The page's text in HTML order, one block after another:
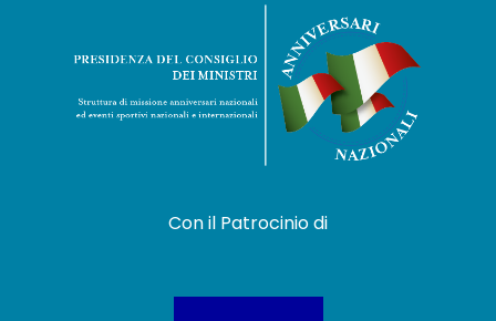
Con il Patrocinio di